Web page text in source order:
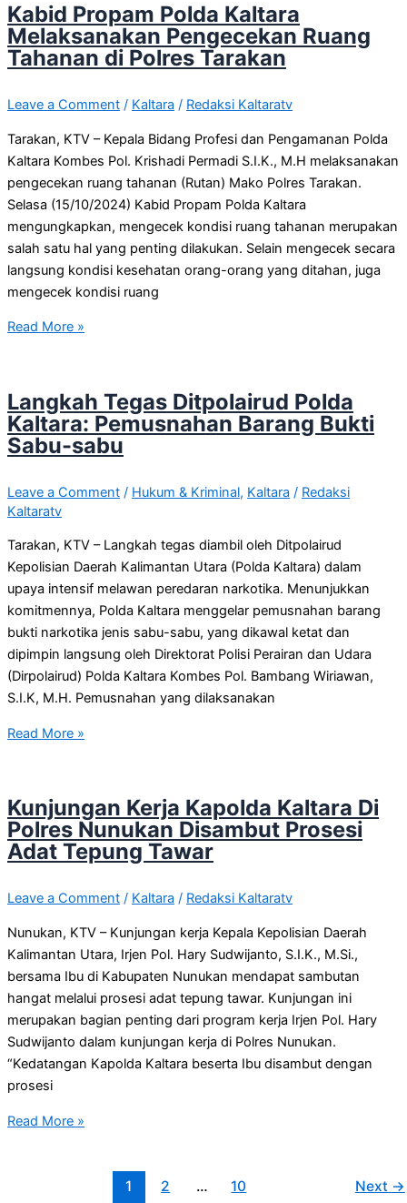
Kabid Propam Polda Kaltara
Melaksanakan Pengecekan Ruang
Tahanan di Polres Tarakan
Leave a Comment / Kaltara / Redaksi Kaltaratv
Tarakan, KTV – Kepala Bidang Profesi dan Pengamanan Polda
Kaltara Kombes Pol. Krishadi Permadi S.I.K., M.H melaksanakan
pengecekan ruang tahanan (Rutan) Mako Polres Tarakan.
Selasa (15/10/2024) Kabid Propam Polda Kaltara
mengungkapkan, mengecek kondisi ruang tahanan merupakan
salah satu hal yang penting dilakukan. Selain mengecek secara
langsung kondisi kesehatan orang-orang yang ditahan, juga
mengecek kondisi ruang
Read More »
Langkah Tegas Ditpolairud Polda
Kaltara: Pemusnahan Barang Bukti
Sabu-sabu
Leave a Comment / Hukum & Kriminal, Kaltara / Redaksi
Kaltaratv
Tarakan, KTV – Langkah tegas diambil oleh Ditpolairud
Kepolisian Daerah Kalimantan Utara (Polda Kaltara) dalam
upaya intensif melawan peredaran narkotika. Menunjukkan
komitmennya, Polda Kaltara menggelar pemusnahan barang
bukti narkotika jenis sabu-sabu, yang dikawal ketat dan
dipimpin langsung oleh Direktorat Polisi Perairan dan Udara
(Dirpolairud) Polda Kaltara Kombes Pol. Bambang Wiriawan,
S.I.K, M.H. Pemusnahan yang dilaksanakan
Read More »
Kunjungan Kerja Kapolda Kaltara Di
Polres Nunukan Disambut Prosesi
Adat Tepung Tawar
Leave a Comment / Kaltara / Redaksi Kaltaratv
Nunukan, KTV – Kunjungan kerja Kepala Kepolisian Daerah
Kalimantan Utara, Irjen Pol. Hary Sudwijanto, S.I.K., M.Si.,
bersama Ibu di Kabupaten Nunukan mendapat sambutan
hangat melalui prosesi adat tepung tawar. Kunjungan ini
merupakan bagian penting dari program kerja Irjen Pol. Hary
Sudwijanto dalam kunjungan kerja di Polres Nunukan.
“Kedatangan Kapolda Kaltara beserta Ibu disambut dengan
prosesi
Read More »
1 2 … 10 Next →